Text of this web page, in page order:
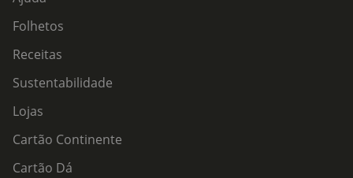
Folhetos
Receitas
Sustentabilidade
Lojas
Cartão Continente
Cartão Dá